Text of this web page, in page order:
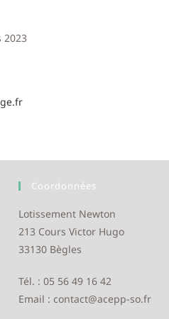
2023
Coordonnées
Lotissement Newton
213 Cours Victor Hugo
33130 Bègles
Tél. : 05 56 49 16 42
Email : contact@acepp-so.fr